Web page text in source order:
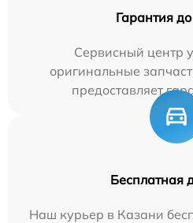
Гарантия
Сервисный центр
оригинальные
предоставляет
Бесплатная
Наш курьер в Казани